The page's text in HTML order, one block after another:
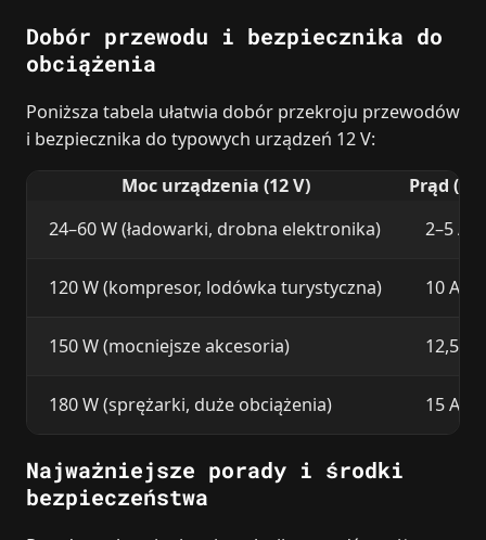
Dobór przewodu i bezpiecznika do
obciążenia
Poniższa tabela ułatwia dobór przekroju przewodów
i bezpiecznika do typowych urządzeń 12 V:
Moc urządzenia (12 V)
Prąd (A)
24–60 W (ładowarki, drobna elektronika)
2–5 A
120 W (kompresor, lodówka turystyczna) 10 A
150 W (mocniejsze akcesoria) 12,5 A
180 W (sprężarki, duże obciążenia) 15 A
Najważniejsze porady i środki
bezpieczeństwa